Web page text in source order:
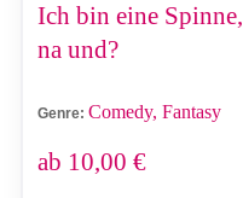
Ich bin eine Spinne,
na und?
Genre: Comedy, Fantasy
ab 10,00 €